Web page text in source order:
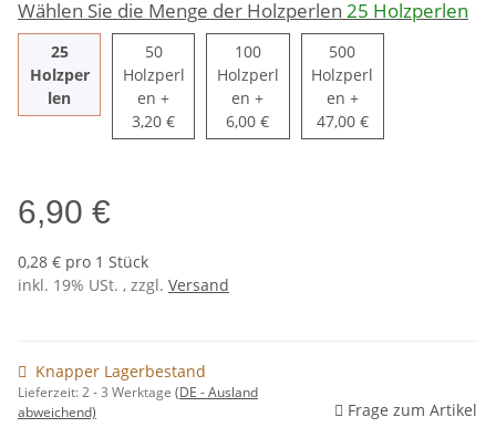
Wählen Sie die Menge der Holzperlen 25 Holzperlen
25
Holzper
len25 Holzperlen
50
Holzperl
en50 Holzperlen
+
3,20 €
100
Holzperl
en100 Holzperlen
+
6,00 €
500
Holzperl
en 500 Holzperlen
+
47,00 €
6,90 €
0,28 € pro 1 Stück
inkl. 19% USt. , zzgl. Versand
Knapper Lagerbestand
Lieferzeit:2 - 3 Werktage (DE - Ausland
abweichend)
Frage zum Artikel